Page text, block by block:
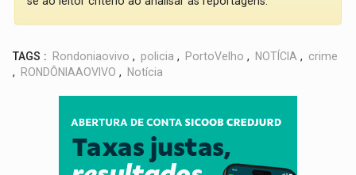
TAGS : Rondoniaovivo , policia , PortoVelho , NOTÍCIA , crime
,
RONDÔNIAAOVIVO , Notícia